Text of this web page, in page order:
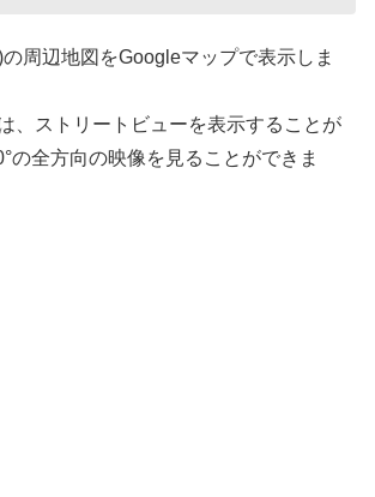
周辺地図をGoogleマップで表示しま
、ストリートビューを表示することが
の全方向の映像を見ることができま